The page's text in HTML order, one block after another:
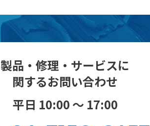
製品・修理・サービスに
関するお問い合わせ
平日 10:00 ～ 17:00